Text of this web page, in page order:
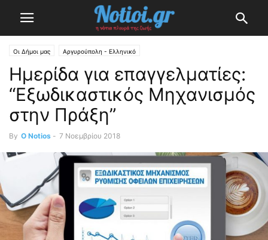
Οι Δήμοι μας Αργυρούπολη - Ελληνικό
Ημερίδα για επαγγελματίες:
“Εξωδικαστικός Μηχανισμός
στην Πράξη”
By O Notios - 7 Νοεμβρίου 2018